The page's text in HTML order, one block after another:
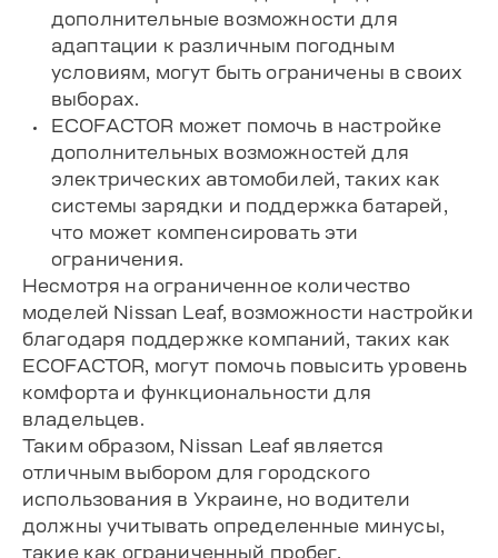
дополнительные возможности для
адаптации к различным погодным
условиям, могут быть ограничены в своих
выборах.
ECOFACTOR может помочь в настройке
дополнительных возможностей для
электрических автомобилей, таких как
системы зарядки и поддержка батарей,
что может компенсировать эти
ограничения.
Несмотря на ограниченное количество
моделей Nissan Leaf, возможности настройки
благодаря поддержке компаний, таких как
ECOFACTOR, могут помочь повысить уровень
комфорта и функциональности для
владельцев.
Таким образом, Nissan Leaf является
отличным выбором для городского
использования в Украине, но водители
должны учитывать определенные минусы,
такие как ограниченный пробег,